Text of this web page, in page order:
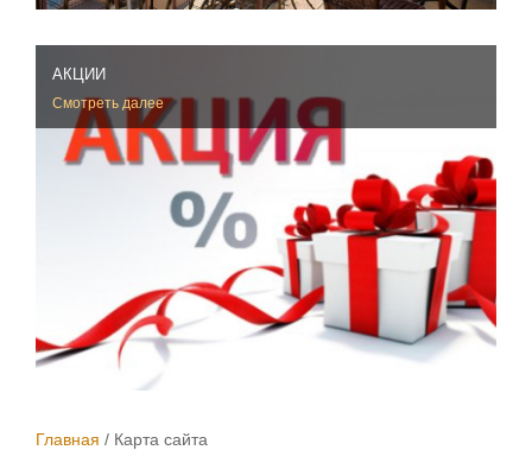
АКЦИИ
Смотреть далее
Главная Карта сайта